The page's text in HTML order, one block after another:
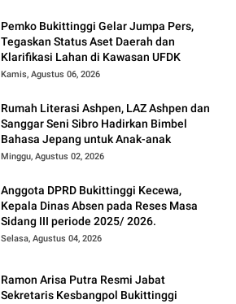
Pemko Bukittinggi Gelar Jumpa Pers,
Tegaskan Status Aset Daerah dan
Klarifikasi Lahan di Kawasan UFDK
Kamis, Agustus 06, 2026
Rumah Literasi Ashpen, LAZ Ashpen dan
Sanggar Seni Sibro Hadirkan Bimbel
Bahasa Jepang untuk Anak-anak
Minggu, Agustus 02, 2026
Anggota DPRD Bukittinggi Kecewa,
Kepala Dinas Absen pada Reses Masa
Sidang III periode 2025/ 2026.
Selasa, Agustus 04, 2026
Ramon Arisa Putra Resmi Jabat
Sekretaris Kesbangpol Bukittinggi